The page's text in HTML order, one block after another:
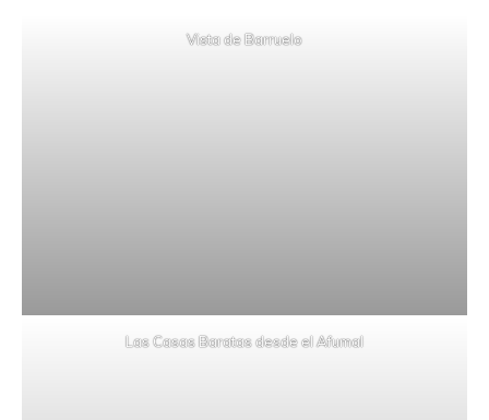
Vista de Barruelo
Las Casas Baratas desde el Afumal